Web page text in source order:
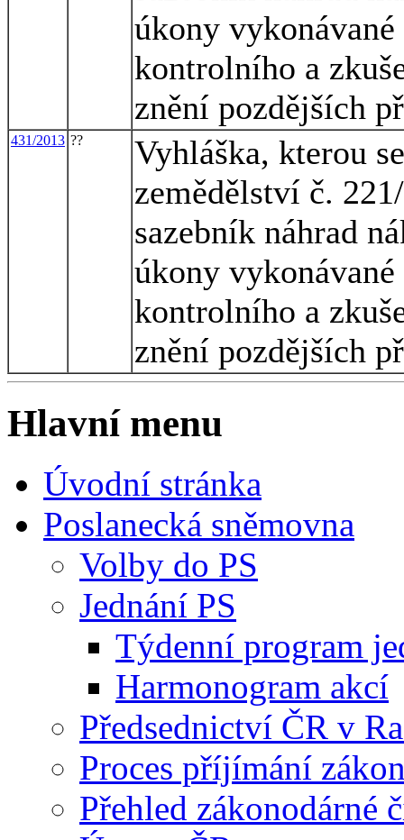
úkony
kontrolního a
znění pozdějších
431/2013 ??
Vyhláška, kterou
zemědělství č.
sazebník náhrad
úkony
kontrolního a
znění pozdějších
Hlavní menu
Úvodní stránka
Poslanecká sněmovna
Volby do PS
Jednání PS
Týdenní program
Harmonogram akcí
Předsednictví ČR v
Proces příjímání
Přehled zákonodárné